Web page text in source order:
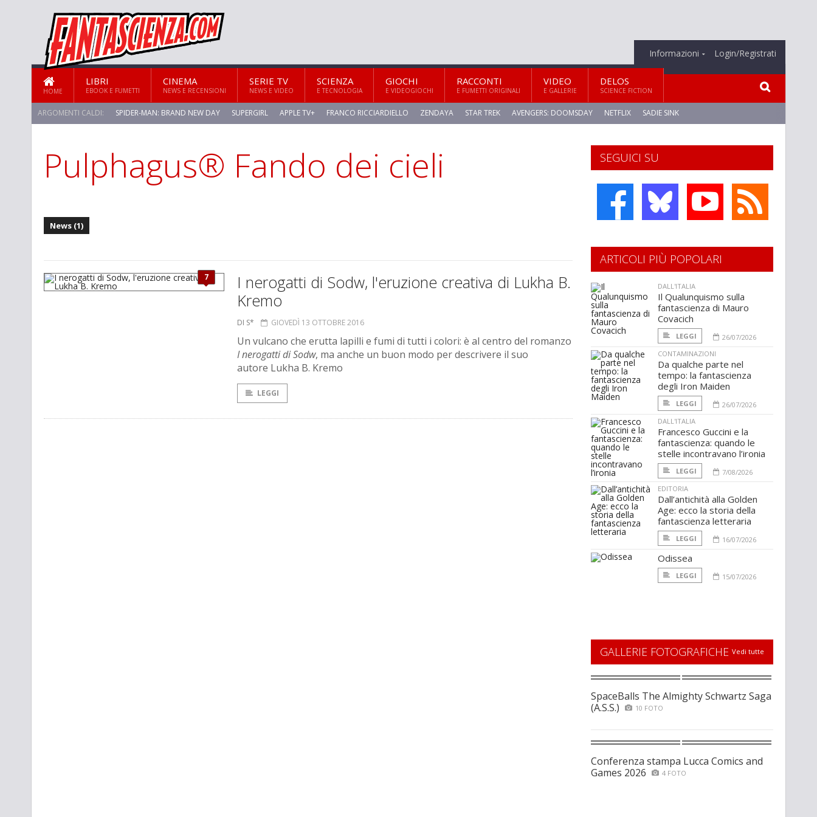
Informazioni Login/Registrati
HOME
LIBRI
EBOOK E FUMETTI
CINEMA
NEWS E RECENSIONI
SERIE TV
NEWS E VIDEO
SCIENZA
E TECNOLOGIA
GIOCHI
E VIDEOGIOCHI
RACCONTI
E FUMETTI ORIGINALI
VIDEO
E GALLERIE
DELOS
SCIENCE FICTION
ARGOMENTI CALDI: SPIDER-MAN: BRAND NEW DAY SUPERGIRL APPLE TV+ FRANCO RICCIARDIELLO ZENDAYA STAR TREK AVENGERS: DOOMSDAY NETFLIX SADIE SINK
STAR TREK: STRANGE NEW WORLDS
Pulphagus® Fando dei cieli
News (1)
7
I nerogatti di Sodw, l'eruzione creativa di Lukha B.
Kremo
DI S* GIOVEDÌ 13 OTTOBRE 2016
Un vulcano che erutta lapilli e fumi di tutti i colori: è al centro del romanzo
I nerogatti di Sodw, ma anche un buon modo per descrivere il suo
autore Lukha B. Kremo
LEGGI
SEGUICI SU
ARTICOLI PIÙ POPOLARI
DALL'ITALIA
Il Qualunquismo sulla
fantascienza di Mauro
Covacich
LEGGI
26/07/2026
CONTAMINAZIONI
Da qualche parte nel
tempo: la fantascienza
degli Iron Maiden
LEGGI
26/07/2026
DALL'ITALIA
Francesco Guccini e la
fantascienza: quando le
stelle incontravano l’ironia
LEGGI
7/08/2026
EDITORIA
Dall’antichità alla Golden
Age: ecco la storia della
fantascienza letteraria
LEGGI 16/07/2026
Odissea
LEGGI 15/07/2026
GALLERIE FOTOGRAFICHE Vedi tutte
SpaceBalls The Almighty Schwartz Saga
(A.S.S.)
10 FOTO
Conferenza stampa Lucca Comics and
Games 2026
4 FOTO